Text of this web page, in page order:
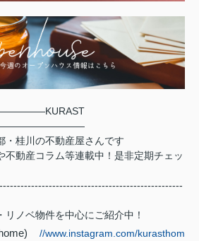
KURAST
・桂川の不動産屋さんです
不動産コラム等連載中！是非定期チェッ
ノベ物件を中心にご紹介中！
//www.instagram.com/kurasthom